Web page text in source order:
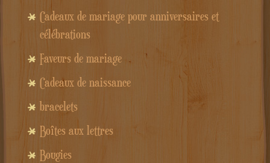
Cadeaux de mariage pour anniversaires et
célébrations
Faveurs de mariage
Cadeaux de naissance
bracelets
Boîtes aux lettres
Bougies